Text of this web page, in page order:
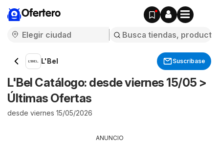
Ofertero
L'Bel Suscríbase
L'Bel Catálogo: desde viernes 15/05 >
Últimas Ofertas
desde viernes 15/05/2026
ANUNCIO